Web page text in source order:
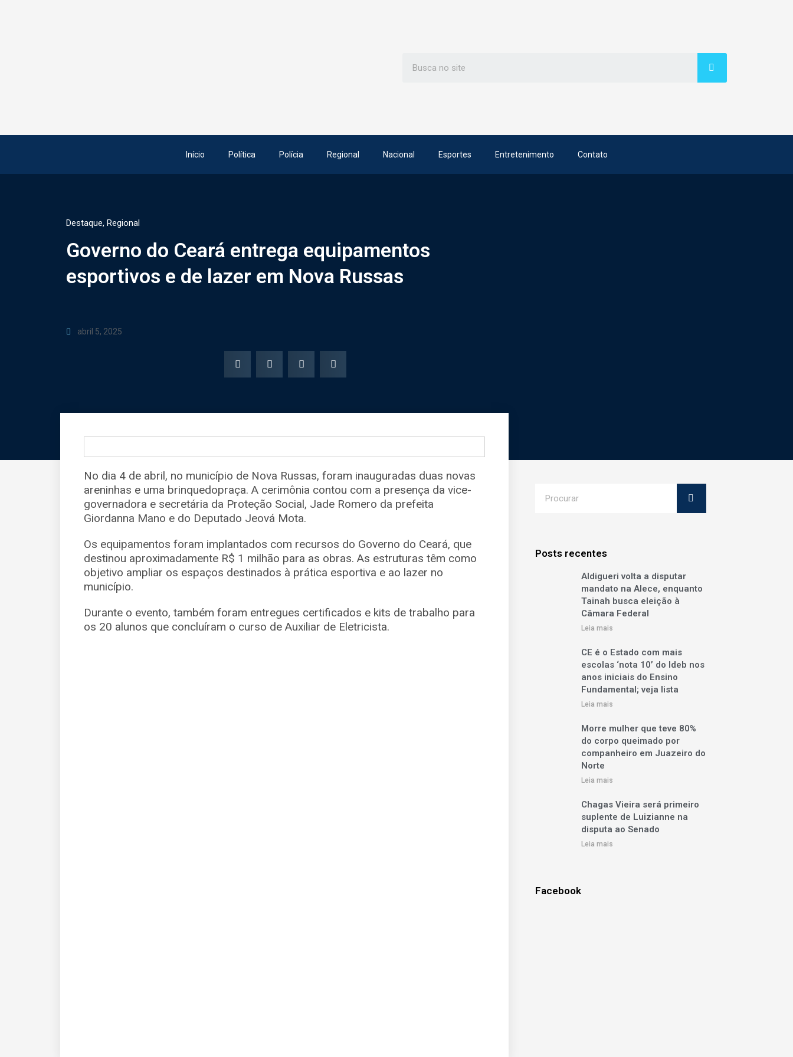
Início Política Polícia Regional Nacional Esportes Entretenimento Contato
Destaque, Regional
Governo do Ceará entrega equipamentos
esportivos e de lazer em Nova Russas
abril 5, 2025
No dia 4 de abril, no município de Nova Russas, foram inauguradas duas novas
areninhas e uma brinquedopraça. A cerimônia contou com a presença da vice-
governadora e secretária da Proteção Social, Jade Romero da prefeita
Giordanna Mano e do Deputado Jeová Mota.
Os equipamentos foram implantados com recursos do Governo do Ceará, que
destinou aproximadamente R$ 1 milhão para as obras. As estruturas têm como
objetivo ampliar os espaços destinados à prática esportiva e ao lazer no
município.
Durante o evento, também foram entregues certificados e kits de trabalho para
os 20 alunos que concluíram o curso de Auxiliar de Eletricista.
Posts recentes
Aldigueri volta a disputar
mandato na Alece, enquanto
Tainah busca eleição à
Câmara Federal
Leia mais
CE é o Estado com mais
escolas ‘nota 10’ do Ideb nos
anos iniciais do Ensino
Fundamental; veja lista
Leia mais
Morre mulher que teve 80%
do corpo queimado por
companheiro em Juazeiro do
Norte
Leia mais
Chagas Vieira será primeiro
suplente de Luizianne na
disputa ao Senado
Leia mais
Facebook